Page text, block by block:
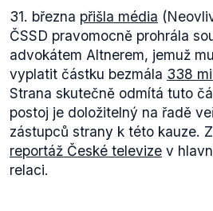
to, že by na toto nereagovala.
31. března přišla média
ČSSD pravomocně prohrála
advokátem Altnerem, jemuž
vyplatit částku bezmála 338
Strana skutečně odmítá tuto
postoj je doložitelný na řadě
zástupců strany k této kauze.
reportáž České televize v
relaci.